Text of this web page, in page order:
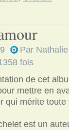
Par Nathalie
fois
de cet
mettre en
qui mérite
est un